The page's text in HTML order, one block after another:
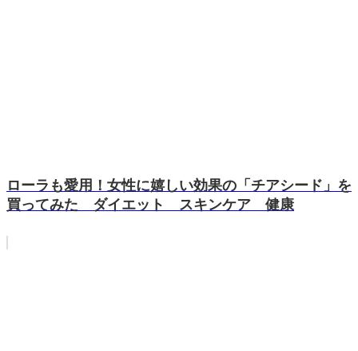
ローラも愛用！女性に嬉しい効果の「チアシード」を
買ってみた ダイエット スキンケア 健康